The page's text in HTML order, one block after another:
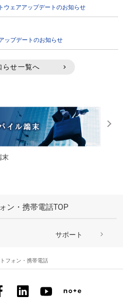
ウェアアップデートのお知らせ
ップデートのお知らせ
らせ一覧へ
末
ン・携帯電話TOP
サポート
フォン・携帯電話